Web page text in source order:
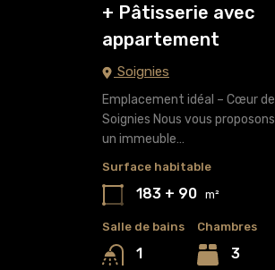
+ Pâtisserie avec
appartement
Soignies
Emplacement idéal – Cœur de
Soignies Nous vous proposons
un immeuble…
Surface habitable
183 + 90 m²
Salle de bains
1
Chambres
3